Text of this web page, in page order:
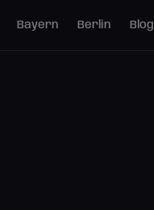
Bayern Berlin Blog